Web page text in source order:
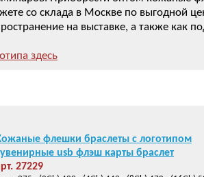
со склада в Москве по выгодной
на выставке, а также как
здесь
флешки браслеты с логотипом
usb флэш карты браслет
27229